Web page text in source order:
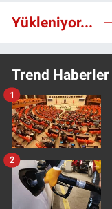
Yükleniyor...
Trend Haberler
1
2